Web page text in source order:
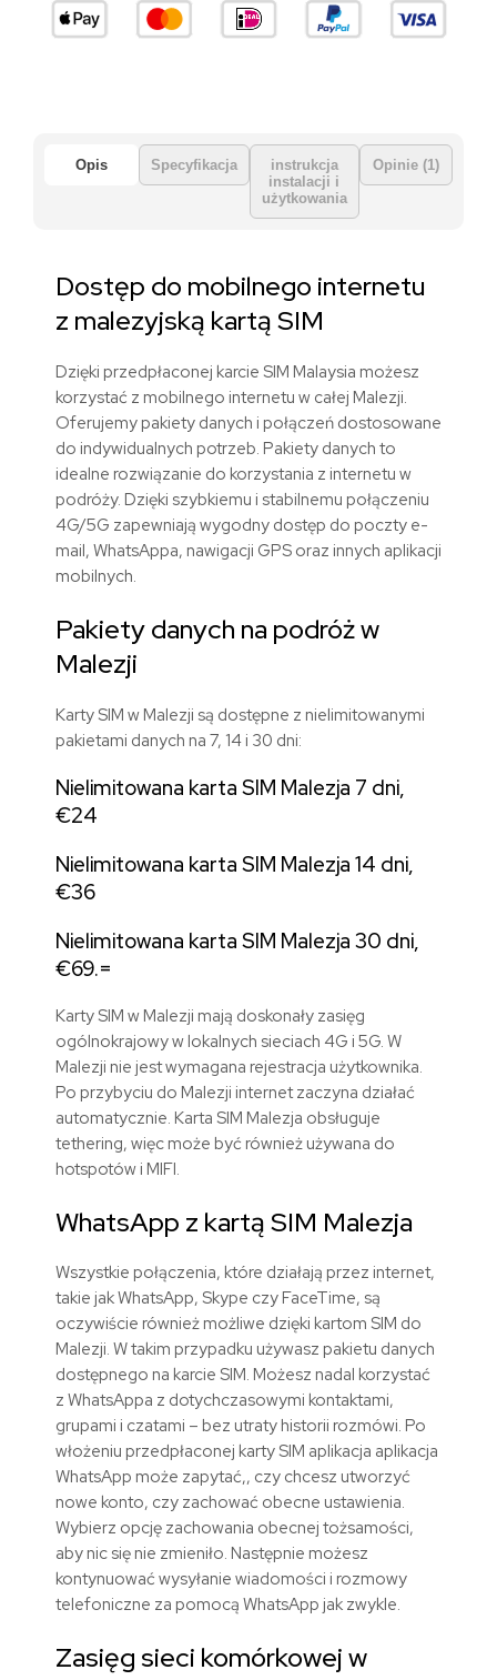
Opis Specyfikacja
instrukcja
instalacji i
użytkowania
Opinie (1)
Dostęp do mobilnego internetu
z malezyjską kartą SIM
Dzięki przedpłaconej karcie SIM Malaysia możesz
korzystać z mobilnego internetu w całej Malezji.
Oferujemy pakiety danych i połączeń dostosowane
do indywidualnych potrzeb. Pakiety danych to
idealne rozwiązanie do korzystania z internetu w
podróży. Dzięki szybkiemu i stabilnemu połączeniu
4G/5G zapewniają wygodny dostęp do poczty e-
mail, WhatsAppa, nawigacji GPS oraz innych aplikacji
mobilnych.
Pakiety danych na podróż w
Malezji
Karty SIM w Malezji są dostępne z nielimitowanymi
pakietami danych na 7, 14 i 30 dni:
Nielimitowana karta SIM Malezja 7 dni,
€24
Nielimitowana karta SIM Malezja 14 dni,
€36
Nielimitowana karta SIM Malezja 30 dni,
€69.=
Karty SIM w Malezji mają doskonały zasięg
ogólnokrajowy w lokalnych sieciach 4G i 5G. W
Malezji nie jest wymagana rejestracja użytkownika.
Po przybyciu do Malezji internet zaczyna działać
automatycznie. Karta SIM Malezja obsługuje
tethering, więc może być również używana do
hotspotów i MIFI.
WhatsApp z kartą SIM Malezja
Wszystkie połączenia, które działają przez internet,
takie jak WhatsApp, Skype czy FaceTime, są
oczywiście również możliwe dzięki kartom SIM do
Malezji. W takim przypadku używasz pakietu danych
dostępnego na karcie SIM. Możesz nadal korzystać
z WhatsAppa z dotychczasowymi kontaktami,
grupami i czatami – bez utraty historii rozmówi. Po
włożeniu przedpłaconej karty SIM aplikacja aplikacja
WhatsApp może zapytać,, czy chcesz utworzyć
nowe konto, czy zachować obecne ustawienia.
Wybierz opcję zachowania obecnej tożsamości,
aby nic się nie zmieniło. Następnie możesz
kontynuować wysyłanie wiadomości i rozmowy
telefoniczne za pomocą WhatsApp jak zwykle.
Zasięg sieci komórkowej w